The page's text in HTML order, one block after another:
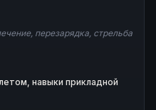
перезарядка, стрельба
навыки прикладной